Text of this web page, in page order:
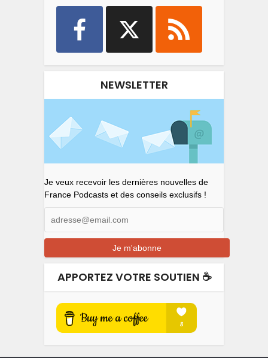
NEWSLETTER
Je veux recevoir les dernières nouvelles de
France Podcasts et des conseils exclusifs !
APPORTEZ VOTRE SOUTIEN ☕️